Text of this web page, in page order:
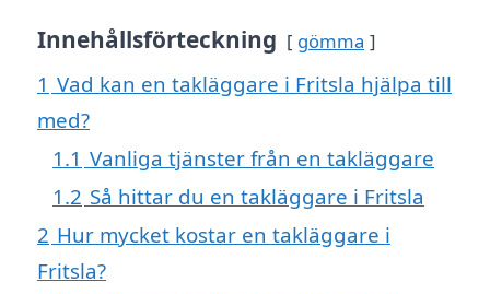
Innehållsförteckning gömma
1 Vad kan en takläggare i Fritsla hjälpa till
med?
1.1 Vanliga tjänster från en takläggare
1.2 Så hittar du en takläggare i Fritsla
2 Hur mycket kostar en takläggare i
Fritsla?